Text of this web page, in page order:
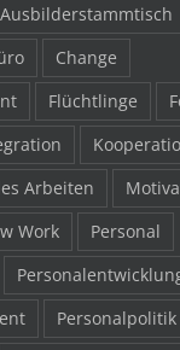
Ausbilderstammtisch
Change
Flüchtlinge
Arbeiten
Work
Personal
Personalpolitik